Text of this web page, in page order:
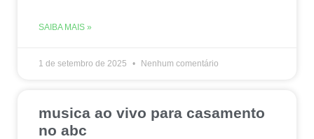
SAIBA MAIS »
1 de setembro de 2025 Nenhum comentário
musica ao vivo para casamento
no abc